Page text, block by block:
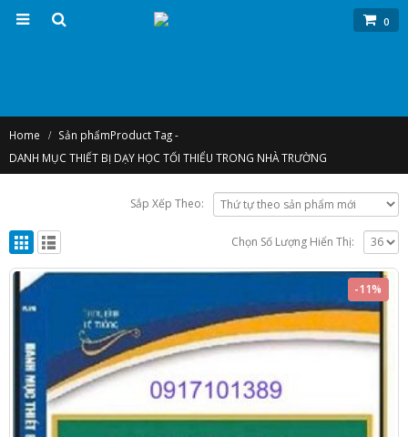
0
Home Sản phẩmProduct Tag -
DANH MỤC THIẾT BỊ DẠY HỌC TỐI THIỂU TRONG NHÀ TRƯỜNG
Sắp Xếp Theo:
Chọn Số Lượng Hiển Thị:
-11%